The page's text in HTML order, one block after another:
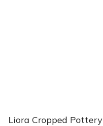
Liora Cropped Pottery